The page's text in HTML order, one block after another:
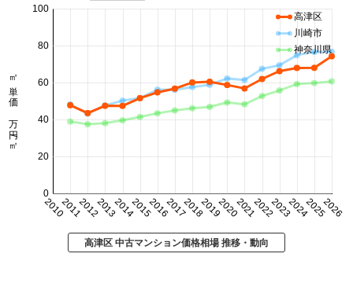
20102011201220132014201520162017201820192020202120222023202420252026
0
20
40
60
80
100
㎡単価 万円/㎡
高津区
川崎市
神奈川県
高津区 中古マンション価格相場 推移・動向